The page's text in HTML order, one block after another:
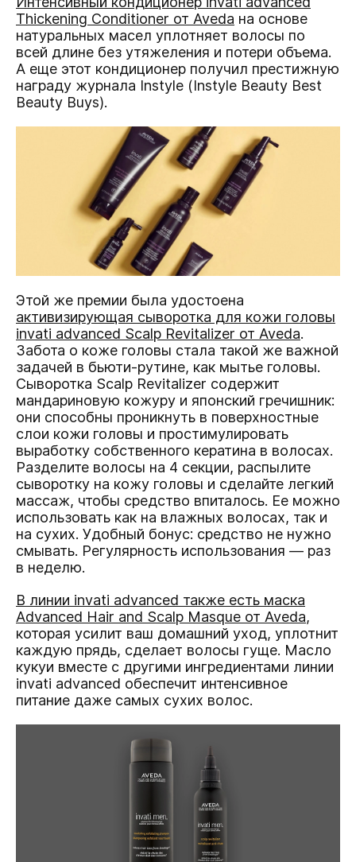
Thickening Conditioner от Aveda на основе
натуральных масел уплотняет волосы по
всей длине без утяжеления и потери объема.
А еще этот кондиционер получил престижную
награду журнала Instyle (Instyle Beauty Best
Beauty Buys).
Этой же премии была удостоена
активизирующая сыворотка для кожи головы
invati advanced Scalp Revitalizer от Aveda.
Забота о коже головы стала такой же важной
задачей в бьюти-рутине, как мытье головы.
Сыворотка Scalp Revitalizer содержит
мандариновую кожуру и японский гречишник:
они способны проникнуть в поверхностные
слои кожи головы и простимулировать
выработку собственного кератина в волосах.
Разделите волосы на 4 секции, распылите
сыворотку на кожу головы и сделайте легкий
массаж, чтобы средство впиталось. Ее можно
использовать как на влажных волосах, так и
на сухих. Удобный бонус: средство не нужно
смывать. Регулярность использования — раз
в неделю.
В линии invati advanced также есть маска
Advanced Hair and Scalp Masque от Aveda,
которая усилит ваш домашний уход, уплотнит
каждую прядь, сделает волосы гуще. Масло
кукуи вместе с другими ингредиентами линии
invati advanced обеспечит интенсивное
питание даже самых сухих волос.